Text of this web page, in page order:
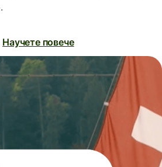
Научете повече